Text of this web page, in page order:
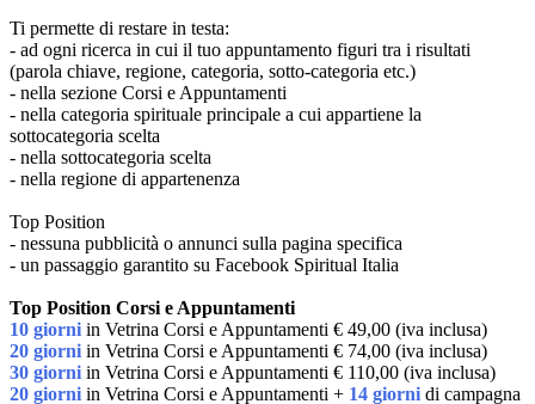
Ti permette di restare in testa:
- ad ogni ricerca in cui il tuo appuntamento figuri tra i risultati
(parola chiave, regione, categoria, sotto-categoria etc.)
- nella sezione Corsi e Appuntamenti
- nella categoria spirituale principale a cui appartiene la
sottocategoria scelta
- nella sottocategoria scelta
- nella regione di appartenenza
Top Position
- nessuna pubblicità o annunci sulla pagina specifica
- un passaggio garantito su Facebook Spiritual Italia
Top Position Corsi e Appuntamenti
10 giorni in Vetrina Corsi e Appuntamenti € 49,00 (iva inclusa)
20 giorni in Vetrina Corsi e Appuntamenti € 74,00 (iva inclusa)
30 giorni in Vetrina Corsi e Appuntamenti € 110,00 (iva inclusa)
20 giorni in Vetrina Corsi e Appuntamenti + 14 giorni di campagna